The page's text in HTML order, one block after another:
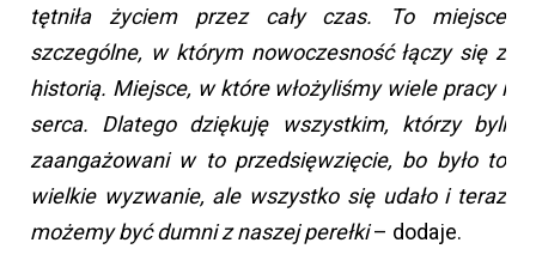
tętniła życiem przez cały czas. To miejsce
szczególne, w którym nowoczesność łączy się z
historią. Miejsce, w które włożyliśmy wiele pracy i
serca. Dlatego dziękuję wszystkim, którzy byli
zaangażowani w to przedsięwzięcie, bo było to
wielkie wyzwanie, ale wszystko się udało i teraz
możemy być dumni z naszej perełki– dodaje.